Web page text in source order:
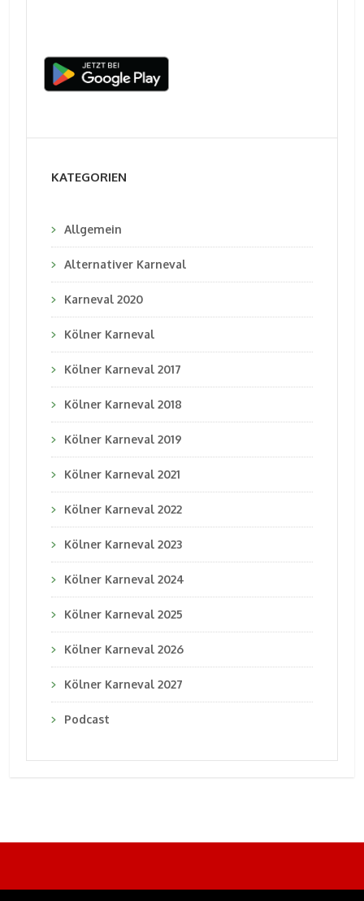
KATEGORIEN
Allgemein
Alternativer Karneval
Karneval 2020
Kölner Karneval
Kölner Karneval 2017
Kölner Karneval 2018
Kölner Karneval 2019
Kölner Karneval 2021
Kölner Karneval 2022
Kölner Karneval 2023
Kölner Karneval 2024
Kölner Karneval 2025
Kölner Karneval 2026
Kölner Karneval 2027
Podcast